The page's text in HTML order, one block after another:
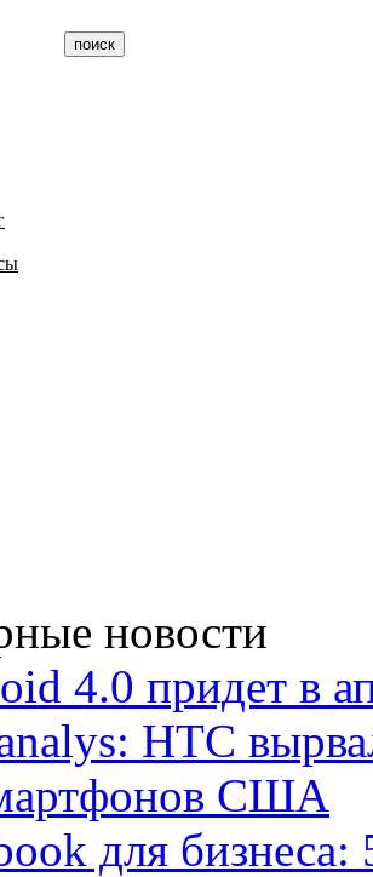
новости
4.0 придет в
HTC
США
для бизнеса: